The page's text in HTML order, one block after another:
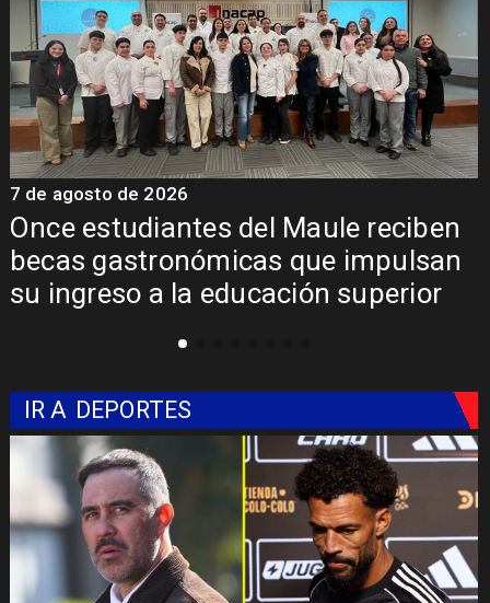
Álvarez-Salamanca lidera la apuesta
regional para consolidar el Paso
Pehuenche como alternativa a Los
7 de agosto de 2026
IR A DEPORTES